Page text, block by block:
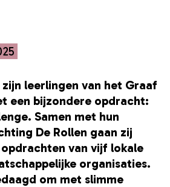
leerlingen van het Graaf
een bijzondere opdracht:
Samen met hun
De Rollen gaan zij
van vijf lokale
organisaties.
om met slimme